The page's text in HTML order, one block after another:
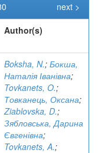
next >
Author(s)
Boksha, N.; Бокша,
Наталія Іванівна;
Tovkanets, O.;
Товканець, Оксана;
Ziablovska, D.;
Зябловська, Дарина
Євгенівна;
Tovkanets, A.;